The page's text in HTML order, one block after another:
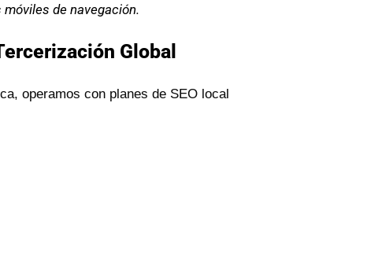
de navegación.
Global
operamos con planes de SEO local